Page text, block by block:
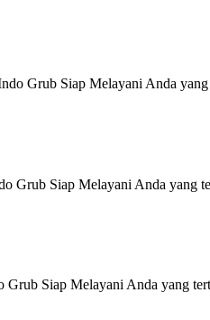
Grub Siap Melayani Anda
Grub Siap Melayani Anda yang
Grub Siap Melayani Anda yang